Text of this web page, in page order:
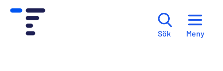
Sök Meny